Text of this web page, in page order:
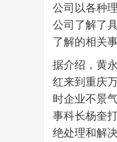
公司以各种
公司了解了
了解的相关
据介绍，黄
红来到重庆
时企业不景
事科长杨奎
绝处理和解